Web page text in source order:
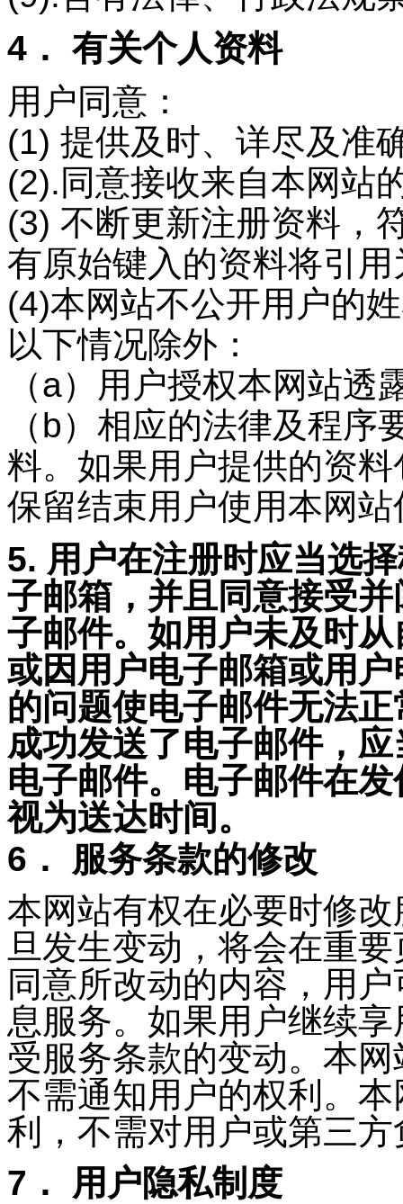
4． 有关个人资料
用户同意：
(1) 提供及时、详尽及准
(2).同意接收来自本网站
(3) 不断更新注册资料，
有原始键入的资料将引
(4)本网站不公开用户的
以下情况除外：
（a）用户授权本网站透
（b）相应的法律及程
料。如果用户提供的资
保留结束用户使用本网
5. 用户在注册时应当选
子邮箱，并且同意接受
子邮件。如用户未及时
或因用户电子邮箱或用
的问题使电子邮件无法
成功发送了电子邮件，
电子邮件。电子邮件在
视为送达时间。
6． 服务条款的修改
本网站有权在必要时修
旦发生变动，将会在重
同意所改动的内容，用
息服务。如果用户继续
受服务条款的变动。本
不需通知用户的权利。
利，不需对用户或第三方
7． 用户隐私制度